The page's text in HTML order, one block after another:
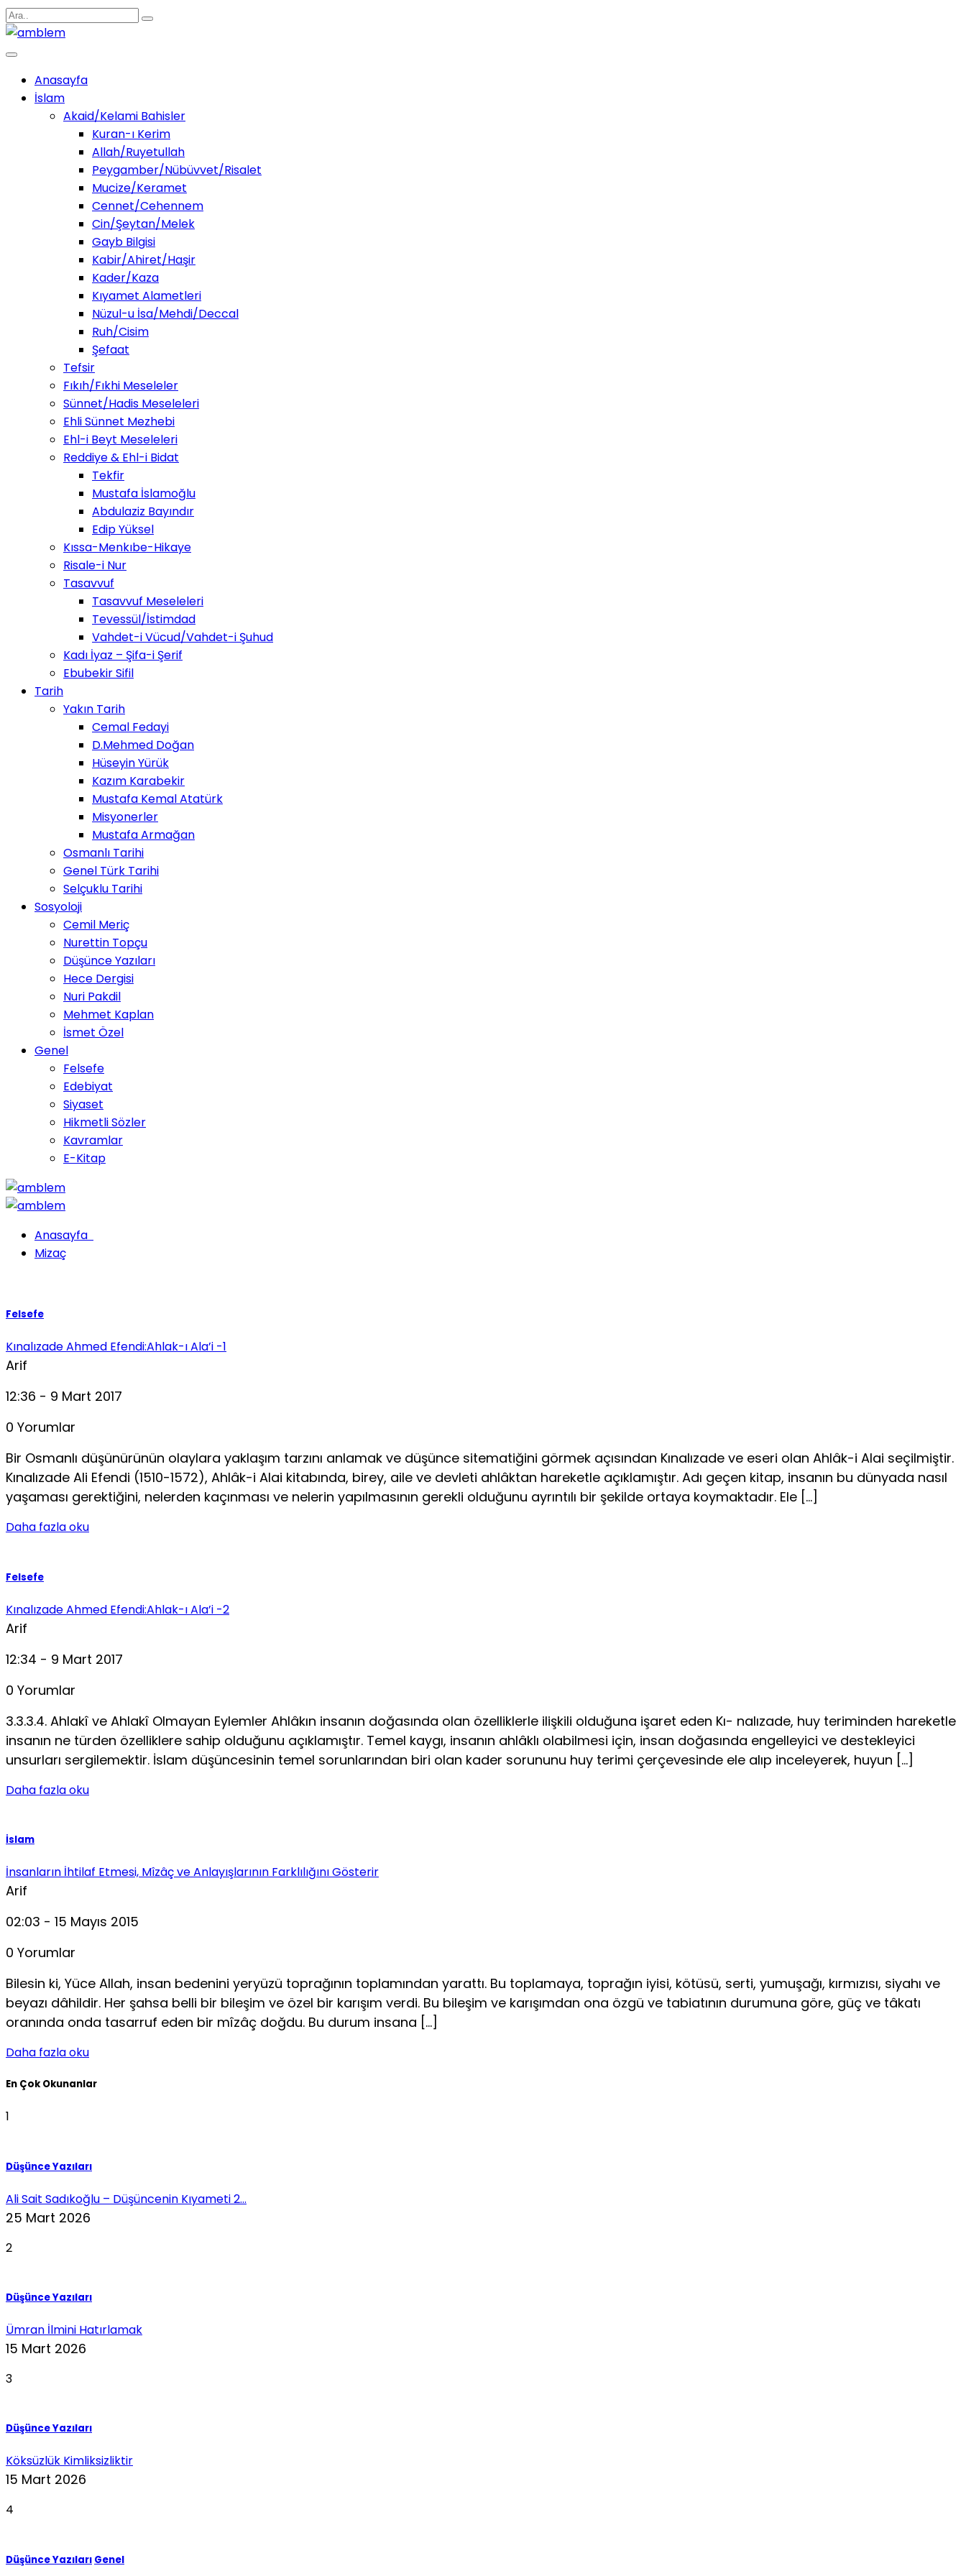
Anasayfa
İslam
Akaid/Kelami Bahisler
Kuran-ı Kerim
Allah/Ruyetullah
Peygamber/Nübüvvet/Risalet
Mucize/Keramet
Cennet/Cehennem
Cin/Şeytan/Melek
Gayb Bilgisi
Kabir/Ahiret/Haşir
Kader/Kaza
Kıyamet Alametleri
Nüzul-u İsa/Mehdi/Deccal
Ruh/Cisim
Şefaat
Tefsir
Fıkıh/Fıkhi Meseleler
Sünnet/Hadis Meseleleri
Ehli Sünnet Mezhebi
Ehl-i Beyt Meseleleri
Reddiye & Ehl-i Bidat
Tekfir
Mustafa İslamoğlu
Abdulaziz Bayındır
Edip Yüksel
Kıssa-Menkıbe-Hikaye
Risale-i Nur
Tasavvuf
Tasavvuf Meseleleri
Tevessül/İstimdad
Vahdet-i Vücud/Vahdet-i Şuhud
Kadı İyaz – Şifa-i Şerif
Ebubekir Sifil
Tarih
Yakın Tarih
Cemal Fedayi
D.Mehmed Doğan
Hüseyin Yürük
Kazım Karabekir
Mustafa Kemal Atatürk
Misyonerler
Mustafa Armağan
Osmanlı Tarihi
Genel Türk Tarihi
Selçuklu Tarihi
Sosyoloji
Cemil Meriç
Nurettin Topçu
Düşünce Yazıları
Hece Dergisi
Nuri Pakdil
Mehmet Kaplan
İsmet Özel
Genel
Felsefe
Edebiyat
Siyaset
Hikmetli Sözler
Kavramlar
E-Kitap
Anasayfa
Mizaç
Felsefe
Kınalızade Ahmed Efendi:Ahlak-ı Ala’i -1
Arif
12:36 - 9 Mart 2017
0 Yorumlar
Bir Osmanlı düşünürünün olaylara yaklaşım tarzını anlamak ve düşünce sitematiğini görmek açısından Kınalızade ve eseri olan Ahlâk-i Alai seçilmiştir.
Kınalızade Ali Efendi (1510-1572), Ahlâk-i Alai kitabında, birey, aile ve devleti ahlâktan hareketle açıklamıştır. Adı geçen kitap, insanın bu dünyada nasıl
yaşa­ması gerektiğini, nelerden kaçınması ve nelerin yapılmasının gerekli olduğunu ayrıntılı bir şekilde ortaya koymaktadır. Ele […]
Daha fazla oku
Felsefe
Kınalızade Ahmed Efendi:Ahlak-ı Ala’i -2
Arif
12:34 - 9 Mart 2017
0 Yorumlar
3.3.3.4. Ahlakî ve Ahlakî Olmayan Eylemler Ahlâkın insanın doğasında olan özelliklerle ilişkili olduğuna işaret eden Kı- nalızade, huy teriminden hareketle
insanın ne türden özelliklere sahip olduğunu açıklamıştır. Temel kaygı, insanın ahlâklı olabilmesi için, insan doğasında engel­leyici ve destekleyici
unsurları sergilemektir. İslam düşüncesinin temel sorunla­rından biri olan kader sorununu huy terimi çerçevesinde ele alıp inceleyerek, hu­yun […]
Daha fazla oku
İslam
İnsanların İhtilaf Etmesi, Mîzâç ve Anlayışlarının Farklılığını Gösterir
Arif
02:03 - 15 Mayıs 2015
0 Yorumlar
Bilesin ki, Yüce Allah, insan bedenini yeryüzü toprağının topla­mından yarattı. Bu toplamaya, toprağın iyisi, kötüsü, serti, yumuşa­ğı, kırmızısı, siyahı ve
beyazı dâhildir. Her şahsa belli bir bileşim ve özel bir karışım verdi. Bu bileşim ve karışımdan ona özgü ve tabiatı­nın durumuna göre, güç ve tâkatı
oranında onda tasarruf eden bir mîzâç doğdu. Bu durum insana […]
Daha fazla oku
En Çok Okunanlar
1
Düşünce Yazıları
Ali Sait Sadıkoğlu – Düşüncenin Kıyameti 2...
25 Mart 2026
2
Düşünce Yazıları
Ümran İlmini Hatırlamak
15 Mart 2026
3
Düşünce Yazıları
Köksüzlük Kimliksizliktir
15 Mart 2026
4
Düşünce Yazıları Genel